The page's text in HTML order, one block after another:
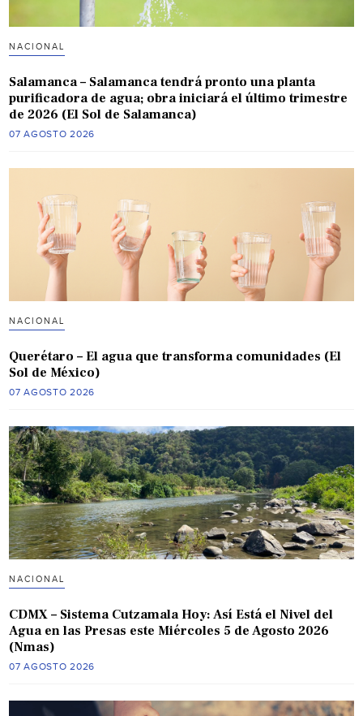
NACIONAL
Salamanca – Salamanca tendrá pronto una planta
purificadora de agua; obra iniciará el último trimestre
de 2026 (El Sol de Salamanca)
07 AGOSTO 2026
NACIONAL
Querétaro – El agua que transforma comunidades (El
Sol de México)
07 AGOSTO 2026
NACIONAL
CDMX – Sistema Cutzamala Hoy: Así Está el Nivel del
Agua en las Presas este Miércoles 5 de Agosto 2026
(Nmas)
07 AGOSTO 2026